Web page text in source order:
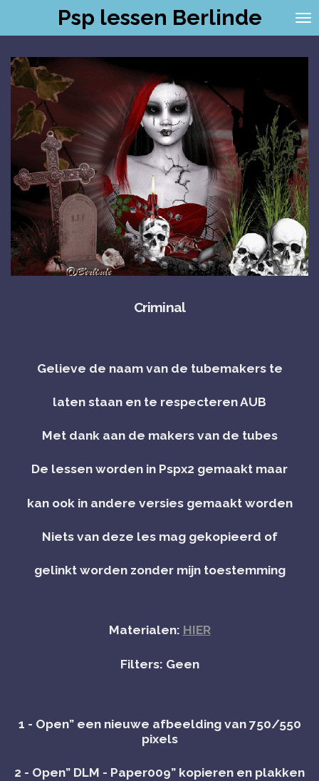
de
hoofdinhoud
Psp lessen Berlinde
Criminal
Gelieve de naam van de tubemakers te
laten staan en te respecteren AUB
Met dank aan de makers van de tubes
De lessen worden in Pspx2 gemaakt maar
kan ook in andere versies gemaakt worden
Niets van deze les mag gekopieerd of
gelinkt worden zonder mijn toestemming
Materialen: HIER
Filters: Geen
1 - Open” een nieuwe afbeelding van 750/550
pixels
2 - Open” DLM - Paper009” kopieren en plakken